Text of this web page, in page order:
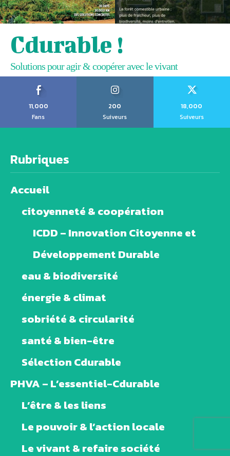
Cdurable !
Solutions pour agir & coopérer avec le vivant
11,000
Fans
200
Suiveurs
18,000
Suiveurs
Rubriques
Accueil
citoyenneté & coopération
ICDD – Innovation Citoyenne et
Développement Durable
eau & biodiversité
énergie & climat
sobriété & circularité
santé & bien-être
Sélection Cdurable
PHVA – L’essentiel-Cdurable
L’être & les liens
Le pouvoir & l’action locale
Le vivant & refaire société